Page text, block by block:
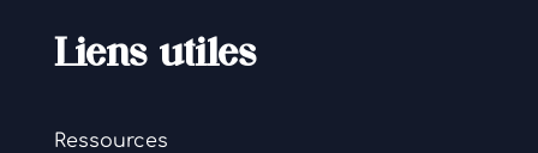
Liens utiles
Ressources